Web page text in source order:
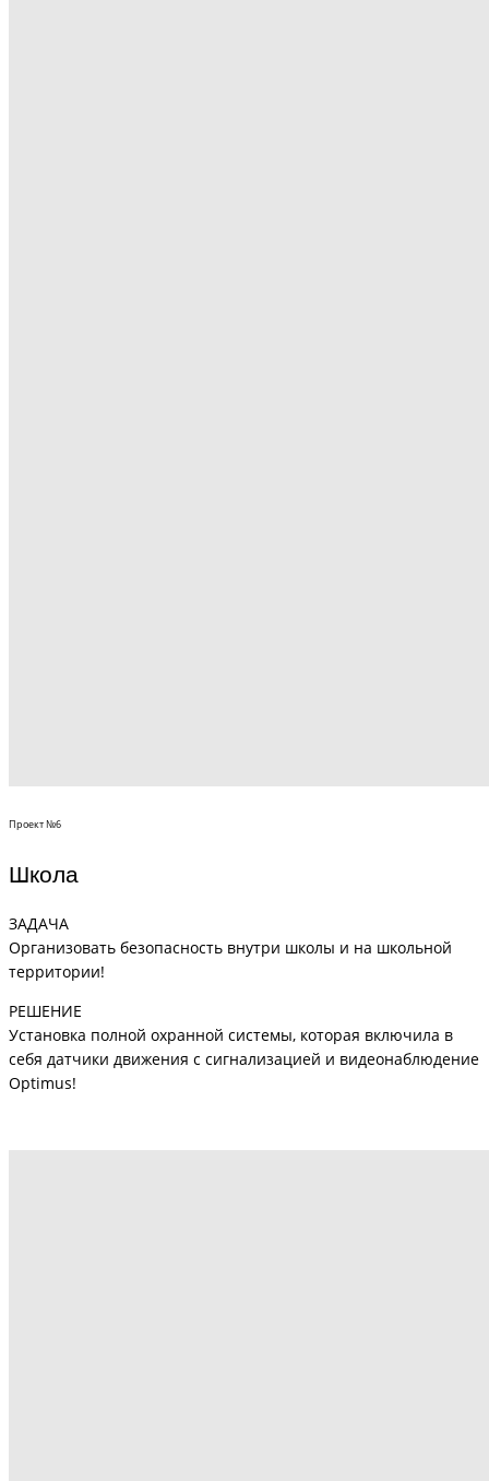
Проект №6
Школа
ЗАДАЧА
Организовать безопасность внутри школы и на школьной
территории!
РЕШЕНИЕ
Установка полной охранной системы, которая включила в
себя датчики движения с сигнализацией и видеонаблюдение
Optimus!